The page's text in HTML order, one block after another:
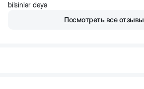
bilsinlər deyə
Посмотреть все отзывы